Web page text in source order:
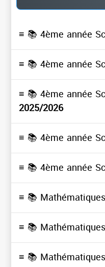
≡ 📚 4ème année
≡ 📚 4ème année
≡ 📚 4ème année
2025/2026
≡ 📚 4ème année
≡ 📚 4ème année
≡ 📚
≡ 📚
≡ 📚